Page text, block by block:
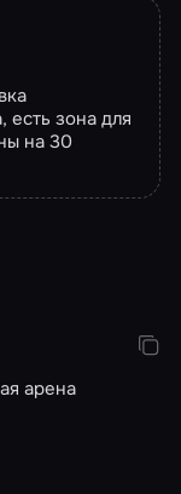
есть зона для
на 30
арена